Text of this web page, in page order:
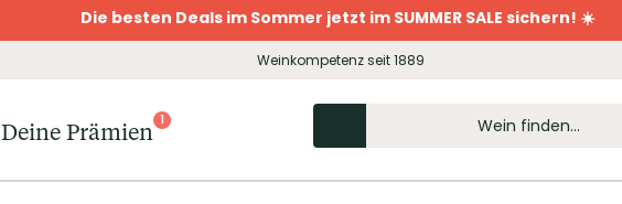
Die besten Deals im Sommer jetzt im SUMMER SALE sichern! ☀️
Weinkompetenz seit 1889
Deine Prämien 1